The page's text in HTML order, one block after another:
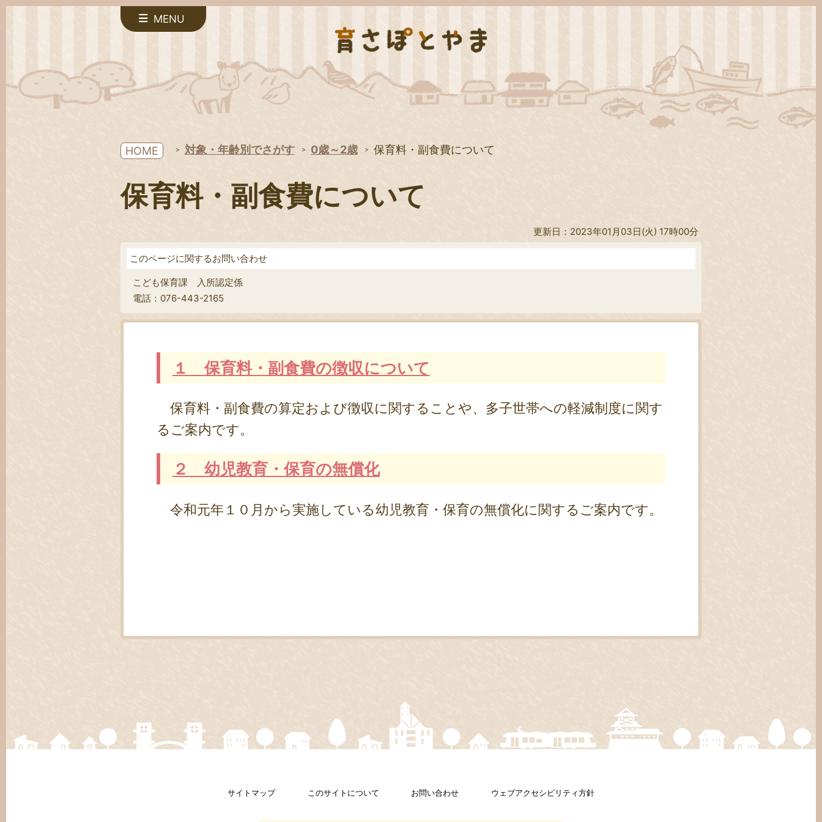
MENU
HOME 対象・年齢別でさがす 0歳～2歳 保育料・副食費について
保育料・副食費について
更新日：2023年01月03日(火) 17時00分
このページに関するお問い合わせ
こども保育課 入所認定係
電話：076-443-2165
１ 保育料・副食費の徴収について
保育料・副食費の算定および徴収に関することや、多子世帯への軽減制度に関す
るご案内です。
２ 幼児教育・保育の無償化
令和元年１０月から実施している幼児教育・保育の無償化に関するご案内です。
サイトマップ このサイトについて お問い合わせ ウェブアクセシビリティ方針